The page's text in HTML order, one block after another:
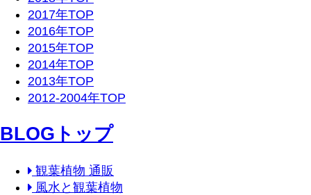
2017年TOP
2016年TOP
2015年TOP
2014年TOP
2013年TOP
2012-2004年TOP
BLOGトップ
観葉植物 通販
風水と観葉植物